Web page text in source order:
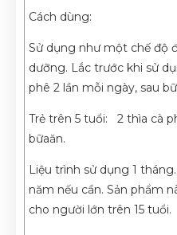
Cách dùng:
Sử dụng như một chế độ
dưỡng. Lắc trước khi sử
phê 2 lần mỗi ngày, sau
Trẻ trên 5 tuổi: 2 thìa cà
bữaăn.
Liệu trình sử dụng 1
năm nếu cần. Sản phẩm
cho người lớn trên 15 tuổi.